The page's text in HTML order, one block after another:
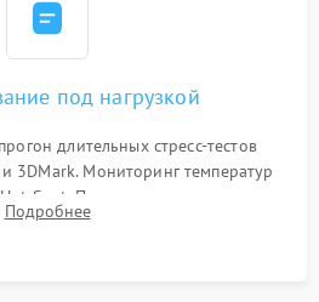
под нагрузкой
длительных стресс-тестов
3DMark. Мониторинг температур
Spot. Проверка на отсутствие
вылетов драйвера и зависаний.
Подробнее